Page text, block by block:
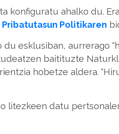
konfiguratu ahalko du.
Pribatutasun Politikaren
esklusiban, aurrerago
baitituzte
hobetze aldera.
litezkeen datu